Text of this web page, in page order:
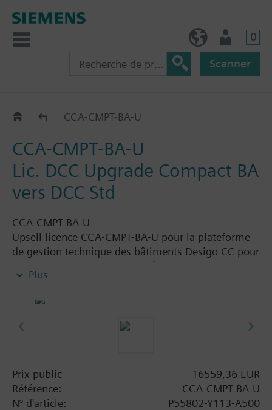
0
Scanner
OptionsCCA-CMPT-BA-U
CCA-CMPT-BA-U
Lic. DCC Upgrade Compact BA
vers DCC Std
CCA-CMPT-BA-U
Upsell licence CCA-CMPT-BA-U pour la plateforme
de gestion technique des bâtiments Desigo CC pour
la fabrication de l'extensibilité de la licence
compacte CCA-CMPT-BA.
Plus
Prix public
16559,36 EUR
Référence:
CCA-CMPT-BA-U
N° d'article:
P55802-Y113-A500